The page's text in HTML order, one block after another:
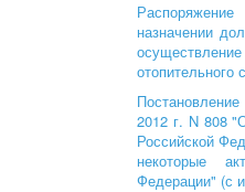
назначении
отопительного
2012 г. N 808
Российской
некоторые
Федерации" (с